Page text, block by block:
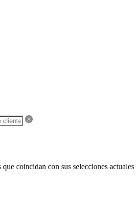
coincidan con sus selecciones actuales